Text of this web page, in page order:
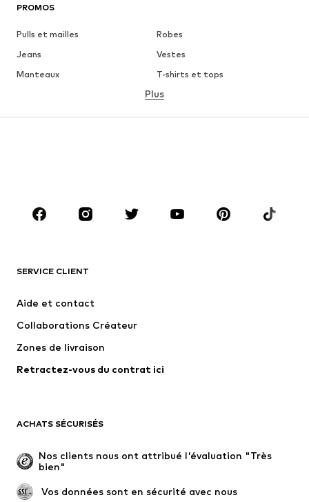
PROMOS
Pulls et mailles
Robes
Jeans
Vestes
Manteaux
T-shirts et tops
Lingerie
Jupes
Blouses et tuniques
Accessoires
Premium
Nouveautés
Lingerie
Manteaux
Jupes
Occasions spéciales
Exclusif
Remise à neuf
Plus
SERVICE CLIENT
Aide et contact
Collaborations Créateur
Zones de livraison
Retractez-vous du contrat ici
ACHATS SÉCURISÉS
Nos clients nous ont attribué l'évaluation "Très
bien"
Vos données sont en sécurité avec nous